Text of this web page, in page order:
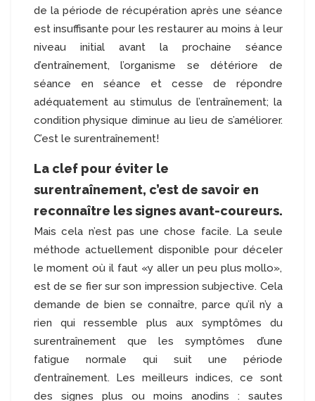
de la période de récupération après une séance
est insuffisante pour les restaurer au moins à leur
niveau initial avant la prochaine séance
d’entraînement, l’organisme se détériore de
séance en séance et cesse de répondre
adéquatement au stimulus de l’entraînement; la
condition physique diminue au lieu de s’améliorer.
C’est le surentraînement!
La clef pour éviter le
surentraînement, c’est de savoir en
reconnaître les signes avant-coureurs.
Mais cela n’est pas une chose facile. La seule
méthode actuellement disponible pour déceler
le moment où il faut «y aller un peu plus mollo»,
est de se fier sur son impression subjective. Cela
demande de bien se connaître, parce qu’il n’y a
rien qui ressemble plus aux symptômes du
surentraînement que les symptômes d’une
fatigue normale qui suit une période
d’entraînement. Les meilleurs indices, ce sont
des signes plus ou moins anodins : sautes